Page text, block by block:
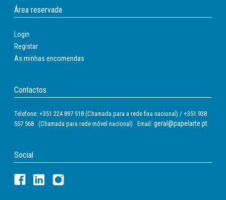
Área reservada
Login
Registar
As minhas encomendas
Contactos
Telefone: +351 224 897 518 (Chamada para a rede fixa nacional) / +351 938
557 568 (Chamada para rede móvel nacional) Email: geral@papelarte.pt
Social